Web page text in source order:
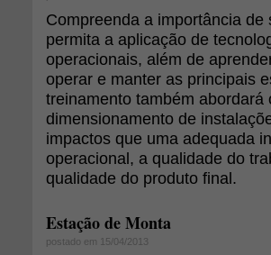
Compreenda a importância
permita a aplicação de
operacionais, além de
operar e manter as principais
treinamento também
dimensionamento de
impactos que uma adequada
operacional, a qualidade do
qualidade do produto final.
Estação de Monta
postado em 15/04/2013